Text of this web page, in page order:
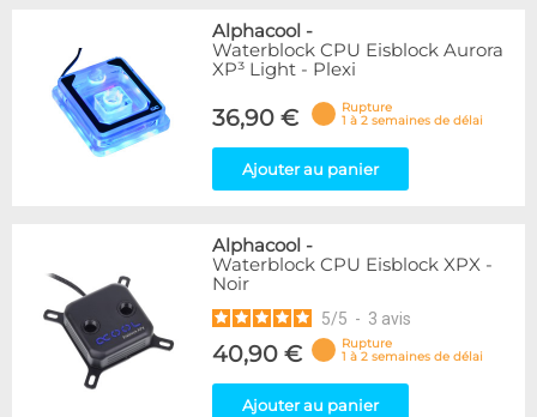
Alphacool -
Waterblock CPU Eisblock Aurora
XP³ Light - Plexi
36,90 €
Rupture
1 à 2 semaines de délai
Ajouter au panier
Alphacool -
Waterblock CPU Eisblock XPX -
Noir
5/5 - 3 avis
40,90 €
Rupture
1 à 2 semaines de délai
Ajouter au panier